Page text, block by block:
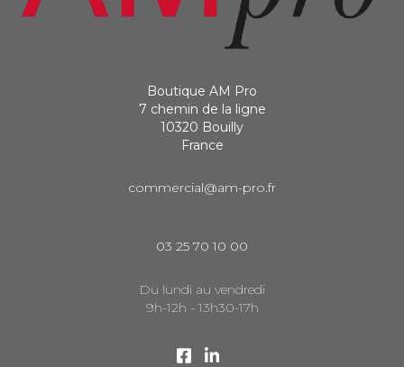
Boutique AM Pro
7 chemin de la ligne
10320 Bouilly
France
commercial@am-pro.fr
03 25 70 10 00
Du lundi au vendredi
9h-12h - 13h30-17h